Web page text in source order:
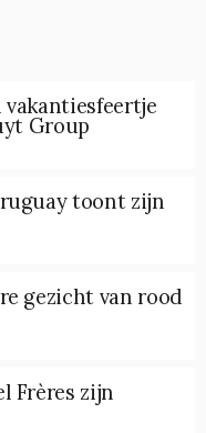
Group
toont zijn
gezicht van rood
Frères zijn